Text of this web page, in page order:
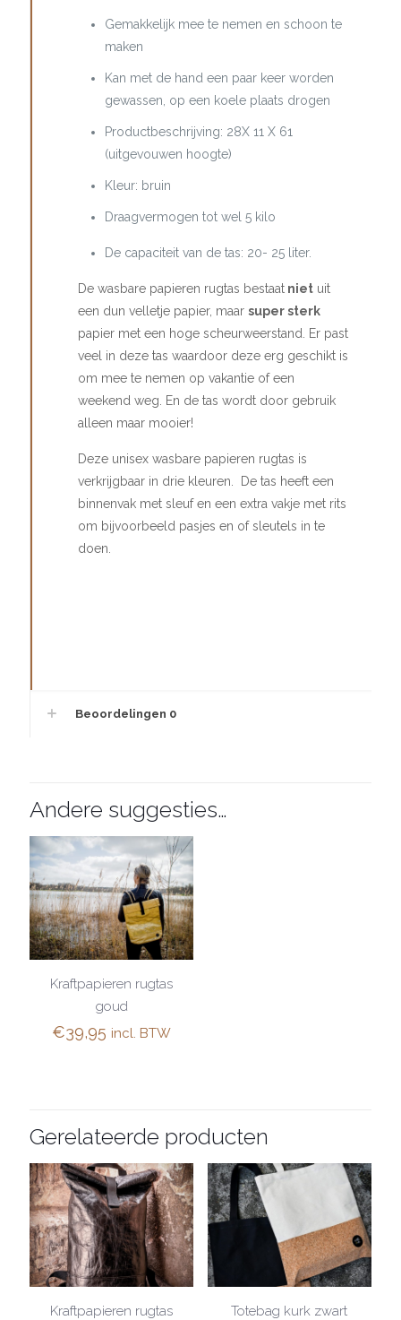
Gemakkelijk mee te nemen en schoon te
maken
Kan met de hand een paar keer worden
gewassen, op een koele plaats drogen
Productbeschrijving: 28X 11 X 61
(uitgevouwen hoogte)
Kleur: bruin
Draagvermogen tot wel 5 kilo
De capaciteit van de tas: 20- 25 liter.
De wasbare papieren rugtas bestaat niet uit
een dun velletje papier, maarsuper sterk
papier met een hoge scheurweerstand. Er past
veel in deze tas waardoor deze erg geschikt is
om mee te nemen op vakantie of een
weekend weg. En de tas wordt door gebruik
alleen maar mooier!
Deze unisex wasbare papieren rugtas is
verkrijgbaar in drie kleuren. De tas heeft een
binnenvak met sleuf en een extra vakje met rits
om bijvoorbeeld pasjes en of sleutels in te
doen.
Beoordelingen 0
Andere suggesties…
Kraftpapieren rugtas
goud
€39,95 incl. BTW
Gerelateerde producten
Kraftpapieren rugtas
Totebag kurk zwart